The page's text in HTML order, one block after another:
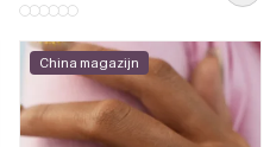
China magazijn